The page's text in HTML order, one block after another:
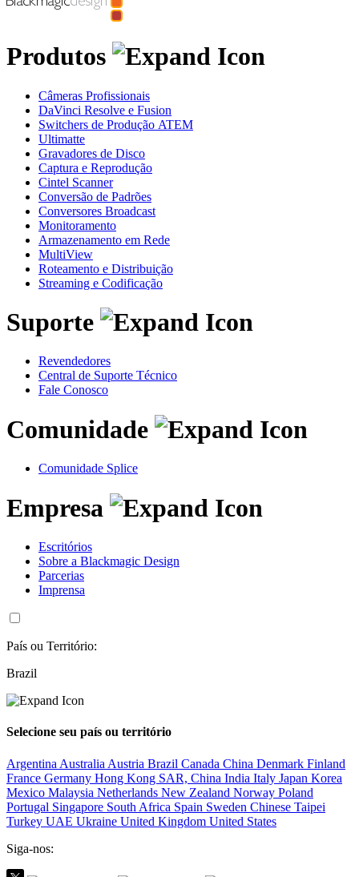
Produtos
Câmeras Profissionais
DaVinci Resolve e Fusion
Switchers de Produção ATEM
Ultimatte
Gravadores de Disco
Captura e Reprodução
Cintel Scanner
Conversão de Padrões
Conversores Broadcast
Monitoramento
Armazenamento em Rede
MultiView
Roteamento e Distribuição
Streaming e Codificação
Suporte
Revendedores
Central de Suporte Técnico
Fale Conosco
Comunidade
Comunidade Splice
Empresa
Escritórios
Sobre a Blackmagic Design
Parcerias
Imprensa
País ou Território:
Brazil
Selecione seu país ou território
Argentina Australia Austria Brazil Canada China Denmark Finland
France Germany Hong Kong SAR, China India Italy Japan Korea
Mexico Malaysia Netherlands New Zealand Norway Poland
Portugal Singapore South Africa Spain Sweden Chinese Taipei
Turkey UAE Ukraine United Kingdom United States
Siga-nos: